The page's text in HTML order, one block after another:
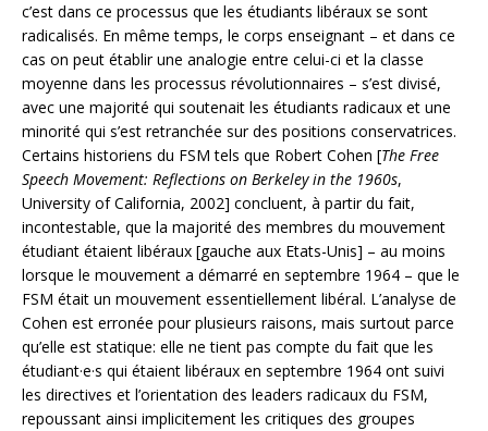
c’est dans ce processus que les étudiants libéraux se sont
radicalisés. En même temps, le corps enseignant – et dans ce
cas on peut établir une analogie entre celui-ci et la classe
moyenne dans les processus révolutionnaires – s’est divisé,
avec une majorité qui soutenait les étudiants radicaux et une
minorité qui s’est retranchée sur des positions conservatrices.
Certains historiens du FSM tels que Robert Cohen [The Free
Speech Movement: Reflections on Berkeley in the 1960s,
University of California, 2002] concluent, à partir du fait,
incontestable, que la majorité des membres du mouvement
étudiant étaient libéraux [gauche aux Etats-Unis] – au moins
lorsque le mouvement a démarré en septembre 1964 – que le
FSM était un mouvement essentiellement libéral. L’analyse de
Cohen est erronée pour plusieurs raisons, mais surtout parce
qu’elle est statique: elle ne tient pas compte du fait que les
étudiant·e·s qui étaient libéraux en septembre 1964 ont suivi
les directives et l’orientation des leaders radicaux du FSM,
repoussant ainsi implicitement les critiques des groupes